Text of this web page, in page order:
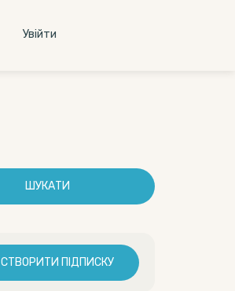
Увiйти
ШУКАТИ
СТВОРИТИ ПІДПИСКУ